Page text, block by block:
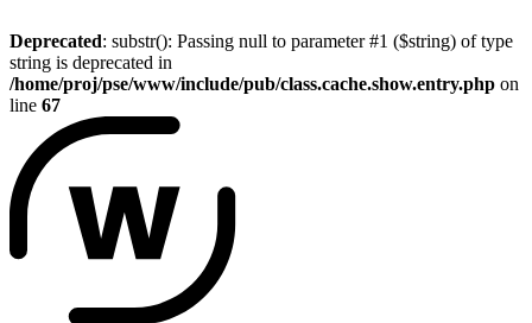
Deprecated: substr(): Passing null to parameter #1 ($string) of type
string is deprecated in
/home/proj/pse/www/include/pub/class.cache.show.entry.php on
line 67